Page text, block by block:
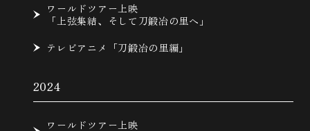
ワールドツアー上映
「上弦集結、そして刀鍛冶の里へ」
テレビアニメ「刀鍛冶の里編」
2024
ワールドツアー上映